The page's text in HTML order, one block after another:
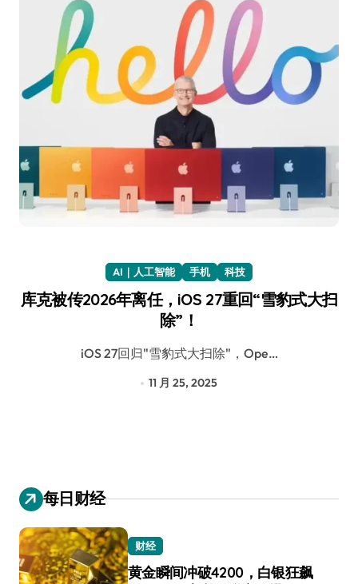
AI｜人工智能 手机 科技
库克被传2026年离任，iOS 27重回“雪豹式大扫
除”！
iOS 27回归"雪豹式大扫除"，Ope…
11 月 25, 2025
每日财经
财经
黄金瞬间冲破4200，白银狂飙